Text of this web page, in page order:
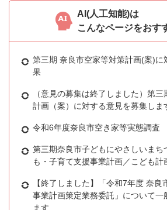
AI(人工知能)は
こんなページをおす
第三期 奈良市空家等対策計画(案)に
果
（意見の募集は終了しました）第
計画（案）に対する意見を募集しま
令和6年度奈良市空き家等実態調査
第三期奈良市子どもにやさしいまち
も・子育て支援事業計画／こども計
【終了しました】「令和7年度 奈良
事業計画策定業務委託」について一
ます